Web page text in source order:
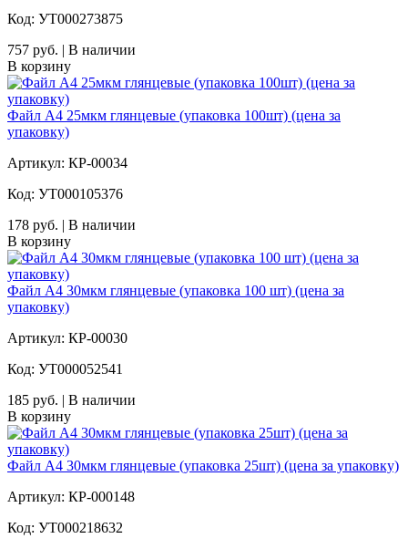
Код: УТ000273875
757 руб. | В наличии
В корзину
Файл А4 25мкм глянцевые (упаковка 100шт) (цена за
упаковку)
Артикул: КР-00034
Код: УТ000105376
178 руб. | В наличии
В корзину
Файл А4 30мкм глянцевые (упаковка 100 шт) (цена за
упаковку)
Артикул: КР-00030
Код: УТ000052541
185 руб. | В наличии
В корзину
Файл А4 30мкм глянцевые (упаковка 25шт) (цена за упаковку)
Артикул: КР-000148
Код: УТ000218632